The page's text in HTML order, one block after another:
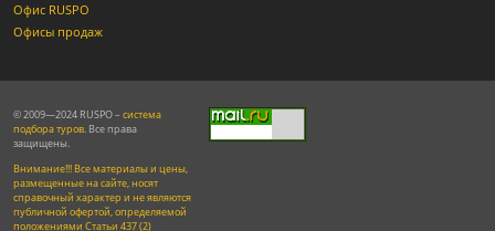
Офис RUSPO
Офисы продаж
© 2009—2024 RUSPO – система
подбора туров. Все права
защищены.
Внимание!!! Все материалы и цены,
размещенные на сайте, носят
справочный характер и не являются
публичной офертой, определяемой
положениями Статьи 437 (2)